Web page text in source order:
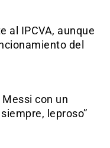
al IPCVA, aunque
del
con un
leproso”